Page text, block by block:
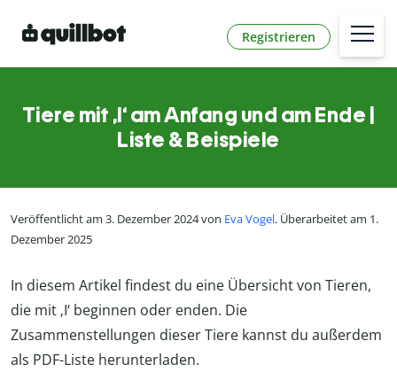
Registrieren
Tiere mit ‚I‘ am Anfang und am Ende |
Liste & Beispiele
Veröffentlicht am 3. Dezember 2024 von Eva Vogel. Überarbeitet am 1.
Dezember 2025
In diesem Artikel findest du eine Übersicht von Tieren,
die mit ‚I‘ beginnen oder enden. Die
Zusammenstellungen dieser Tiere kannst du außerdem
als PDF-Liste herunterladen.